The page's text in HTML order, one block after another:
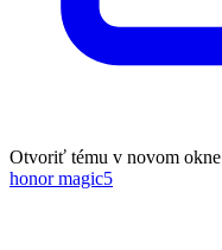
Otvoriť tému v novom okne
honor magic5